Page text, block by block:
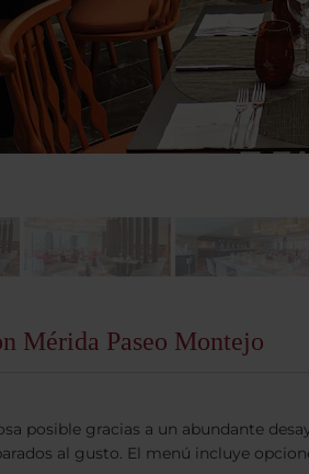
Mérida Paseo Montejo
posible gracias a un abundante
al gusto. El menú incluye